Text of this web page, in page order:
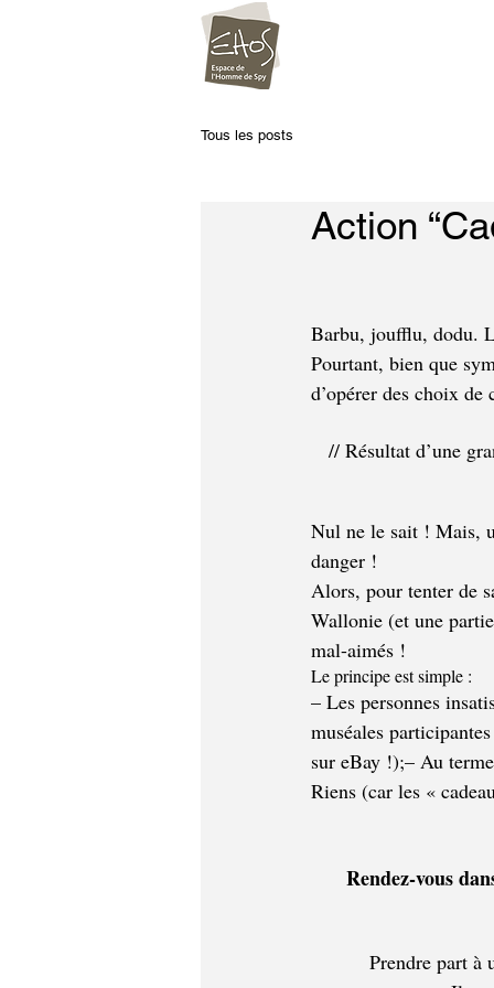
Tous les posts
Action
Barbu, joufflu, dodu.
Pourtant, bien que
d’opérer des choix
// Résultat d’une
Nul ne le sait ! Mais,
danger !
Alors, pour tenter de
Wallonie (et une
mal-aimés !
Le principe est simple :
– Les personnes
muséales
sur eBay !);– Au
Riens (car les «
Rendez-vous
Prendre part à